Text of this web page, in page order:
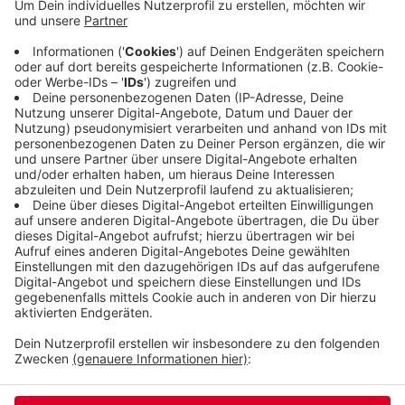
Clarholz bei Gütersloh und ist schon mehrmals von
Beschreibung der 14-Jährigen stehtonline.
Veröffentlicht:Dienstag, 16.01.2024 13:09
Anzeige
Anzeige